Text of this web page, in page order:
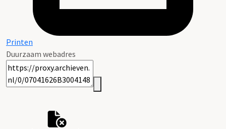
Printen
Duurzaam webadres